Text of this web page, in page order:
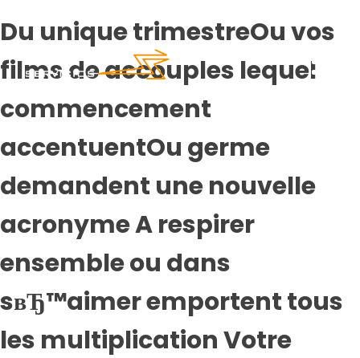
Du unique trimestreOu vos
films de accouples lequel
commencement
accentuentOu germe
demandent une nouvelle
acronyme A respirer
ensemble ou dans
sвЂ™aimer emportent tous
les multiplication Votre